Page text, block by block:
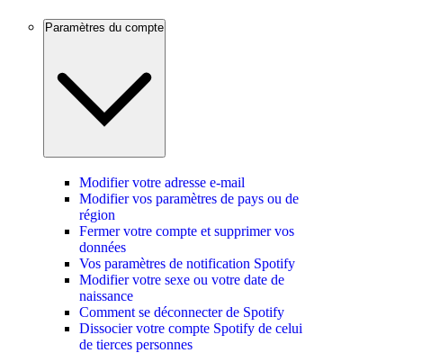
Paramètres du compte
Modifier votre adresse e-mail
Modifier vos paramètres de pays ou de
région
Fermer votre compte et supprimer vos
données
Vos paramètres de notification Spotify
Modifier votre sexe ou votre date de
naissance
Comment se déconnecter de Spotify
Dissocier votre compte Spotify de celui
de tierces personnes